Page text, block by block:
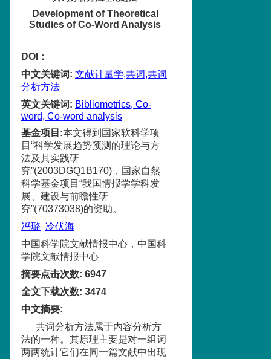
Development of Theoretical
Studies of Co-Word Analysis
DOI：
中文关键词: 文献计量学,共词,共词
分析方法
英文关键词: Bibliometrics, Co-
word, Co-word analysis
基金项目 :本文得到国家软科学项
目“科学发展趋势预测的理论与方
法及其实践研
究”(2003DGQ1B170)，国家自然
科学基金项目“我国情报学学科发
展、建设与前瞻性研
究”(70373038)的资助。
冯璐 冷伏海
中国科学院文献情报中心，中国科
学院文献情报中心
摘要点击次数: 6947
全文下载次数: 3474
中文摘要:
共词分析方法属于内容分析方
法的一种。其原理主要是对一组词
两两统计它们在同一篇文献中出现